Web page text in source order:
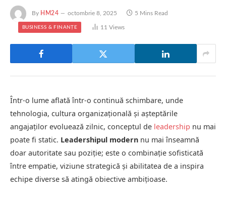
By HM24 octombrie 8, 2025 5 Mins Read
BUSINESS & FINANȚE 11Views
Într-o lume aflată într-o continuă schimbare, unde
tehnologia, cultura organizațională și așteptările
angajaților evoluează zilnic, conceptul de leadership nu mai
poate fi static. Leadershipul modern nu mai înseamnă
doar autoritate sau poziție; este o combinație sofisticată
între empatie, viziune strategică și abilitatea de a inspira
echipe diverse să atingă obiective ambițioase.